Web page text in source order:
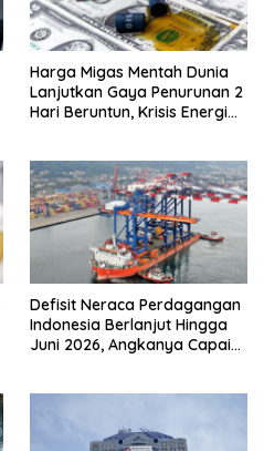
Harga Migas Mentah Dunia
Lanjutkan Gaya Penurunan 2
Hari Beruntun, Krisis Energi
Defisit Neraca Perdagangan
Indonesia Berlanjut Hingga
Juni 2026, Angkanya Capai